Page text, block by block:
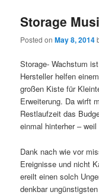
Storage
Posted onMay 8, 2014
Storage- Wachstum
Hersteller helfen
großen Kiste für
Erweiterung. Da wirft
Restlaufzeit das
einmal hinterher –
Dank nach wie vor
Ereignisse und nicht
ereilt einen solch
denkbar